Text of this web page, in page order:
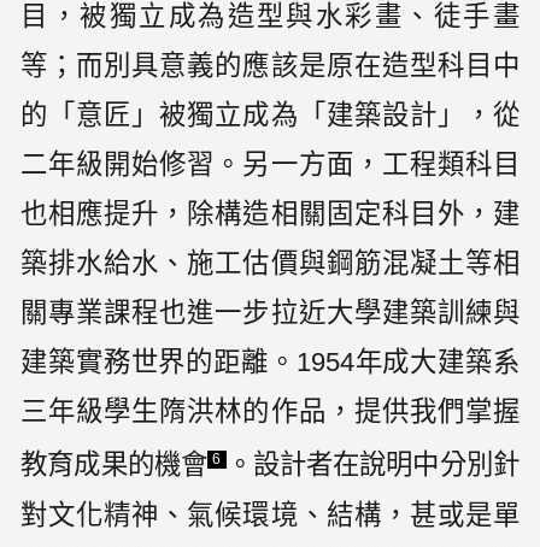
目，被獨立成為造型與水彩畫、徒手畫
等；而別具意義的應該是原在造型科目中
的「意匠」被獨立成為「建築設計」，從
二年級開始修習。另一方面，工程類科目
也相應提升，除構造相關固定科目外，建
築排水給水、施工估價與鋼筋混凝土等相
關專業課程也進一步拉近大學建築訓練與
建築實務世界的距離。1954年成大建築系
三年級學生隋洪林的作品，提供我們掌握
教育成果的機會 6 。設計者在說明中分別針
對文化精神、氣候環境、結構，甚或是單